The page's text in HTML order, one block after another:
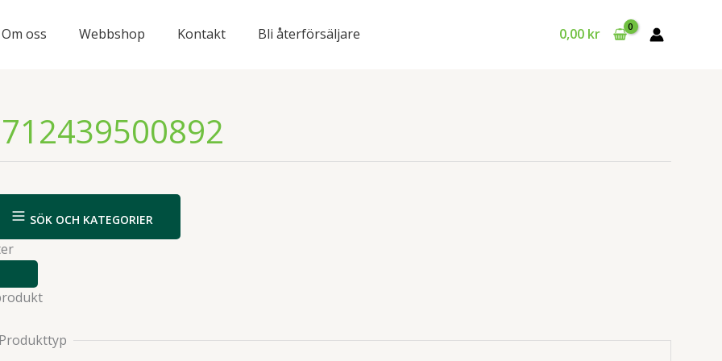
Om oss Webbshop Kontakt Bli återförsäljare 0,00 kr
SÖK OCH KATEGORIER
ELLER
DÖLJ
Produkttyp